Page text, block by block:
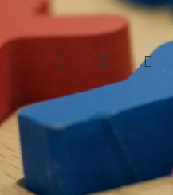
Liejama EPDM
danga